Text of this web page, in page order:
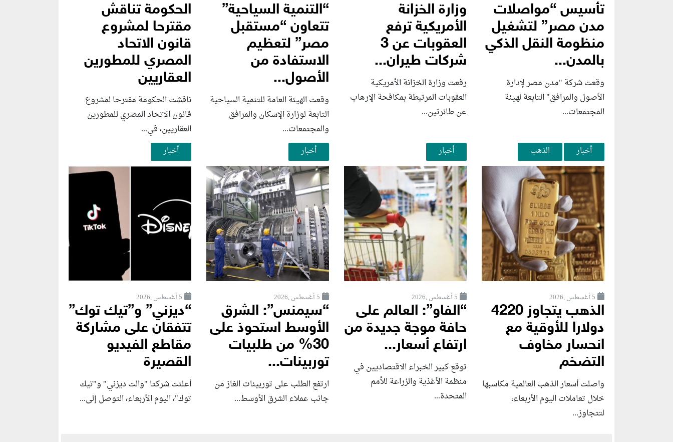
تأسيس “مواصلات
مدن مصر” لتشغيل
منظومة النقل الذكي
بالمدن...
وقعت شركة "مدن مصر لإدارة
الأصول والمرافق" التابعة لهيئة
المجتمعات...
وزارة الخزانة
الأمريكية ترفع
العقوبات عن 3
شركات طيران...
رفعت وزارة الخزانة الأمريكية
العقوبات المرتبطة بمكافحة الإرهاب
عن طائرتين...
“التنمية السياحية”
تتعاون “مستقبل
مصر” لتعظيم
الاستفادة من
الأصول...
وقعت الهيئة العامة للتنمية السياحية
التابعة لوزارة الإسكان والمرافق
والمجتمعات...
الحكومة تناقش
مقترحا لمشروع
قانون الاتحاد
المصري للمطورين
العقاريين
ناقشت الحكومة مقترحا لمشروع
قانون الاتحاد المصري للمطورين
العقاريين، في...
أخبار
الذهب
5 أغسطس ,2026
الذهب يتجاوز 4220
دولارا للأوقية مع
انحسار مخاوف
التضخم
واصلت أسعار الذهب العالمية مكاسبها
خلال تعاملات اليوم الأربعاء،
لتتجاوز...
أخبار
5 أغسطس ,2026
“الفاو”: العالم على
حافة موجة جديدة من
ارتفاع أسعار...
توقع كبير الخبراء الاقتصاديين في
منظمة الأغذية والزراعة للأمم
المتحدة...
أخبار
5 أغسطس ,2026
“سيمنس”: الشرق
الأوسط استحوذ على
30% من طلبيات
توربينات...
ارتفع الطلب على توربينات الغاز من
جانب عملاء الشرق الأوسط...
أخبار
5 أغسطس ,2026
“ديزني” و”تيك توك”
تتفقان على مشاركة
مقاطع الفيديو
القصيرة
أعلنت شركتا "والت ديزني" و"تيك
توك"، اليوم الأربعاء، التوصل إلى...